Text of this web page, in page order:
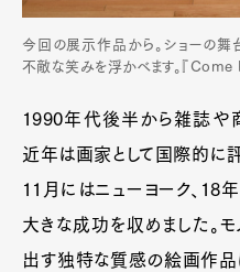
今回の展示作品から。ショーの
不敵な笑みを浮かべます。『
1990年代後半から雑誌や
近年は画家として国際的に
11月にはニューヨーク、18
大きな成功を収めました。
出す独特な質感の絵画作品